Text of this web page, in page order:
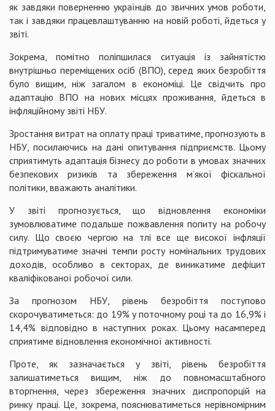
як завдяки поверненню українців до звичних умов роботи,
так і завдяки працевлаштуванню на новій роботі, йдеться у
звіті.
Зокрема, помітно поліпшилася ситуація із зайнятістю
внутрішньо переміщених осіб (ВПО), серед яких безробіття
було вищим, ніж загалом в економіці. Це свідчить про
адаптацію ВПО на нових місцях проживання, йдеться в
інфляційному звіті НБУ.
Зростання витрат на оплату праці триватиме, прогнозують в
НБУ, посилаючись на дані опитування підприємств. Цьому
сприятимуть адаптація бізнесу до роботи в умовах значних
безпекових ризиків та збереження м’якої фіскальної
політики, вважають аналітики.
У звіті прогнозується, що відновлення економіки
зумовлюватиме подальше пожвавлення попиту на робочу
силу. Що своєю чергою на тлі все ще високої інфляції
підтримуватиме значні темпи росту номінальних трудових
доходів, особливо в секторах, де виникатиме дефіцит
кваліфікованої робочої сили.
За прогнозом НБУ, рівень безробіття поступово
скорочуватиметься: до 19% у поточному році та до 16,9% і
14,4% відповідно в наступних роках. Цьому насамперед
сприятиме відновлення економічної активності.
Проте, як зазначається у звіті, рівень безробіття
залишатиметься вищим, ніж до повномасштабного
вторгнення, через збереження значних диспропорцій на
ринку праці. Це, зокрема, пояснюватиметься нерівномірним